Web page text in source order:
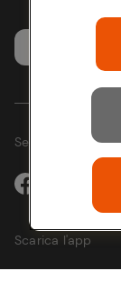
Whistleblowing
Seguici sui Social:
Scarica l'app